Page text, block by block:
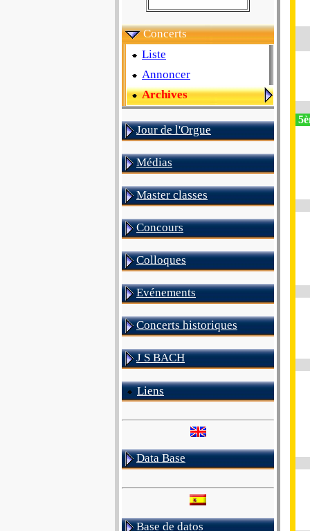
Concerts
Liste
Annoncer
Archives
Jour de l'Orgue
Médias
Master classes
Concours
Colloques
Evénements
Concerts historiques
J S BACH
Liens
Data Base
Base de datos